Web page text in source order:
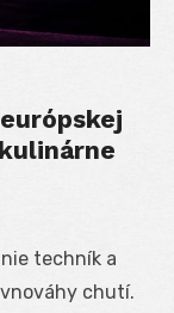
techník a
chutí.